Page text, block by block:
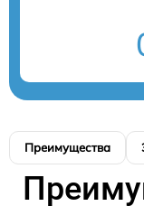
Преимущества